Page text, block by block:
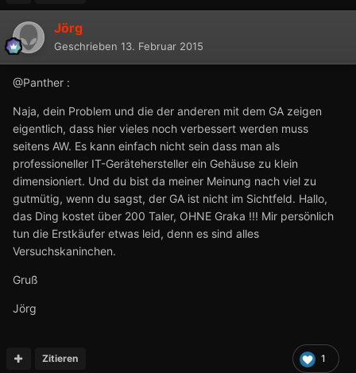
Jörg
Geschrieben 13. Februar 2015
@Panther :
Naja, dein Problem und die der anderen mit dem GA zeigen
eigentlich, dass hier vieles noch verbessert werden muss
seitens AW. Es kann einfach nicht sein dass man als
professioneller IT-Gerätehersteller ein Gehäuse zu klein
dimensioniert. Und du bist da meiner Meinung nach viel zu
gutmütig, wenn du sagst, der GA ist nicht im Sichtfeld. Hallo,
das Ding kostet über 200 Taler, OHNE Graka !!! Mir persönlich
tun die Erstkäufer etwas leid, denn es sind alles
Versuchskaninchen.
Gruß
Jörg
1
Zitieren